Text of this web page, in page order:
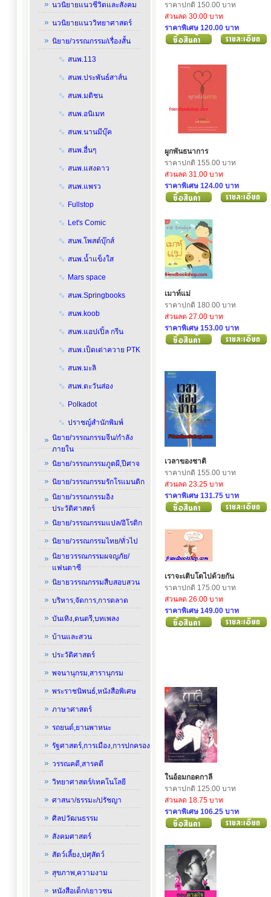
นวนิยายแนวชีวิตและสังคม
นวนิยายแนววิทยาศาสตร์
นิยาย/วรรณกรรม/เรื่องสั้น
สนพ.113
สนพ.ประพันธ์สาส์น
สนพ.มติชน
สนพ.อนิเมท
สนพ.นานมีบุ๊ค
สนพ.อื่นๆ
สนพ.แสงดาว
สนพ.แพรว
Fullstop
Let's Comic
สนพ.โพสต์บุ๊กส์
สนพ.น้ำแข็งใส
Mars space
สนพ.Springbooks
สนพ.koob
สนพ.แอปเปิ้ล กรีน
สนพ.เป็ดเต่าควาย PTK
สนพ.มะลิ
สนพ.ตะวันส่อง
Polkadot
ปราชญ์สำนักพิมพ์
นิยาย/วรรณกรรมจีน/กำลัง
ภายใน
นิยาย/วรรณกรรมภูตผี,ปีศาจ
นิยาย/วรรณกรรมรักโรแมนติก
นิยาย/วรรณกรรมอิง
ประวัติศาสตร์
นิยาย/วรรณกรรมแปล/อิโรติก
นิยาย/วรรณกรรมไทย/ทั่วไป
นิยายวรรณกรรมผจญภัย/
แฟนตาซี
นิยายวรรณกรรมสืบสอบสวน
บริหาร,จัดการ,การตลาด
บันเทิง,ดนตรี,บทเพลง
บ้านและสวน
ประวัติศาสตร์
พจนานุกรม,สารานุกรม
พระราชนิพนธ์,หนังสือพิเศษ
ภาษาศาสตร์
รถยนต์,ยานพาหนะ
รัฐศาสตร์,การเมือง,การปกครอง
วรรณคดี,สารคดี
วิทยาศาสตร์/เทคโนโลยี
ศาสนา/ธรรมะ/ปรัชญา
ศิลปวัฒนธรรม
สังคมศาสตร์
สัตว์เลี้ยง,ปศุสัตว์
สุขภาพ,ความงาม
หนังสือเด็ก/เยาวชน
ราคาปกติ 150.00 บาท
ส่วนลด 30.00 บาท
ราคาพิเศษ 120.00 บาท
ผูกพันธนาการ
ราคาปกติ 155.00 บาท
ส่วนลด 31.00 บาท
ราคาพิเศษ 124.00 บาท
เมาท์แม่
ราคาปกติ 180.00 บาท
ส่วนลด 27.00 บาท
ราคาพิเศษ 153.00 บาท
เวลาของชาติ
ราคาปกติ 155.00 บาท
ส่วนลด 23.25 บาท
ราคาพิเศษ 131.75 บาท
เราจะเติบโตไปด้วยกัน
ราคาปกติ 175.00 บาท
ส่วนลด 26.00 บาท
ราคาพิเศษ 149.00 บาท
ในอ้อมกอดกาลี
ราคาปกติ 125.00 บาท
ส่วนลด 18.75 บาท
ราคาพิเศษ 106.25 บาท